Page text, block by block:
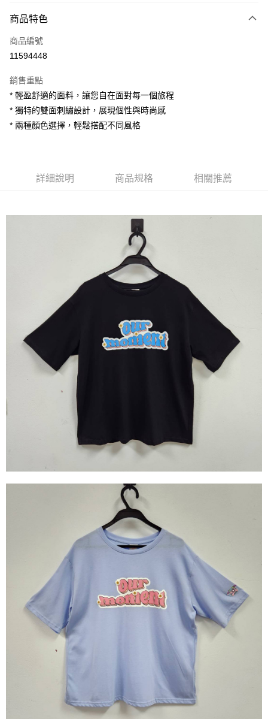
信用卡一次付款
超商取貨付款
Apple Pay
街口支付
相關說明
１．簡單：不需註冊會員、不需綁卡、不需儲值。
２．便利：只要手機號碼，簡訊認證，即可結帳。
３．安心：先確認商品／服務後，再付款。
【「AFTEE先享後付」結帳流程】
１．於結帳方式選擇「AFTEE先享後付」後，將跳轉至「AFTEE先享後付」
結帳頁面，進行簡訊認證並確認金額後，即可完成結帳。
２．訂單成立數日內，您將收到繳費通知簡訊。
３．收到繳費通知簡訊後14天內，點擊此簡訊中的連結，可透過四大超商／
ATM／網路銀行／等多元方式進行付款，方視為交易完成。
※ 請注意：結帳手續完成當下不需立刻繳費，但若您需要取消訂單，請聯絡
購買商品的店家。未經商家同意取消之訂單仍視為有效，需透過AFTEE先享
後付繳納相關費用。
※ 交易是否成功請以「AFTEE先享後付 」之結帳頁面顯示為準，若有關於
是否繳費成功／繳費後需取消欲退款等相關疑問，請聯繫「AFTEE先享後付
客戶支援中心」
https://netprotections.freshdesk.com/support/home
１．透過由恩沛科技股份有限公司提供之「AFTEE先享後付」服務完成之交
易，需依本服務之必要範圍內提供個人資料，並將交易相關給付款項請求債
權轉讓予恩沛科技股份有限公司。
２．關於個人資料處理事宜，請瀏覽以下網址：
３．未成年的使用者請事先徵得法定代理人或監護人之同意方可使用
４．使用「AFTEE先享後付」時，將依據個別帳號之用戶狀況，依本公司即
時審查核予不同之上限額度；若仍有額度不足之情形，本公司將視審查結果
５．嚴禁一人註冊多個帳號或使用他人資訊註冊。若發現惡意使用之情形，
恩沛科技股份有限公司將有權停止該用戶之使用額度並採取法律行動。
每筆NT$80，滿NT$1,200(含以上)免運費
每筆NT$80，滿NT$1,200(含以上)免運費
每筆NT$80，滿NT$1,200(含以上)免運費
付款後門市自取
商品特色
商品編號
11594448
銷售重點
* 輕盈舒適的面料，讓您自在面對每一個旅程
* 獨特的雙面刺繡設計，展現個性與時尚感
* 兩種顏色選擇，輕鬆搭配不同風格
詳細說明 商品規格 相關推薦